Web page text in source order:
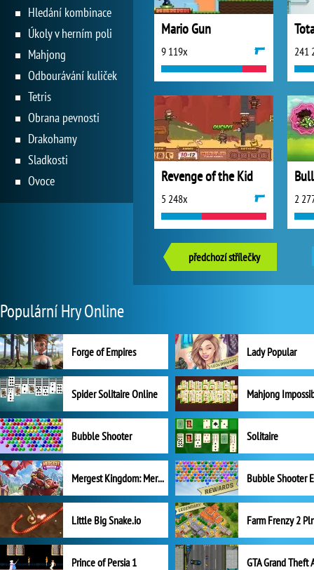
Mario Gun
9 119x 241
Revenge of the Kid
5 248x 2
předchozí střílečky
Hledání kombinace
Úkoly v herním poli
Mahjong
Odbourávání kuliček
Tetris
Obrana pevnosti
Drakohamy
Sladkosti
Ovoce
Populární Hry Online
Forge of Empires Lady Popular
Spider Solitaire Online Mahjong
Bubble Shooter Solitaire
Mergest Kingdom: Merge Puzzle
Little Big Snake.io
Prince of Persia 1 GTA Grand Theft